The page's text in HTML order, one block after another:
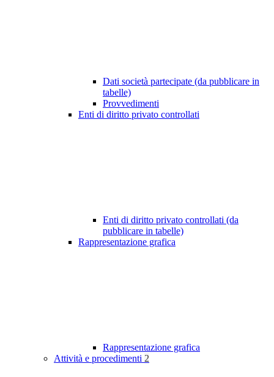
Dati società partecipate (da pubblicare in
tabelle)
Provvedimenti
Enti di diritto privato controllati
Enti di diritto privato controllati (da
pubblicare in tabelle)
Rappresentazione grafica
Rappresentazione grafica
Attività e procedimenti 2